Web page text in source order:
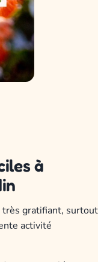
à
gratifiant, surtout
activité